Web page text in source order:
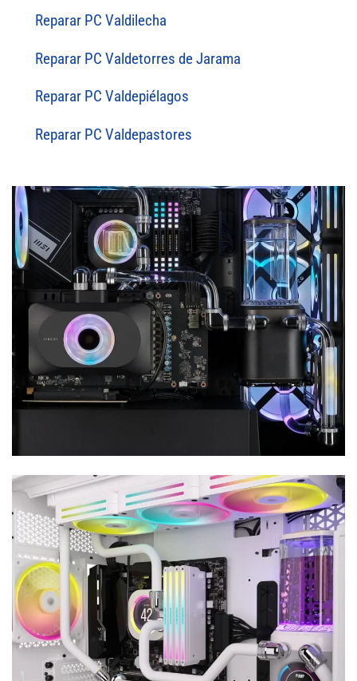
Reparar PC Valdilecha
Reparar PC Valdetorres de Jarama
Reparar PC Valdepiélagos
Reparar PC Valdepastores